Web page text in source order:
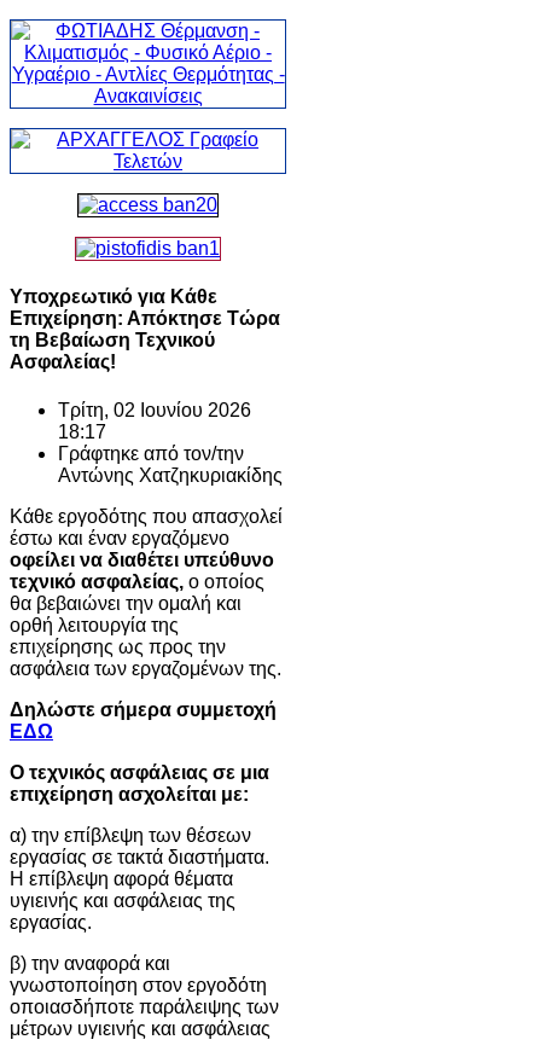
Υποχρεωτικό για Κάθε
Επιχείρηση: Απόκτησε Τώρα
τη Βεβαίωση Τεχνικού
Ασφαλείας!
Τρίτη, 02 Ιουνίου 2026
18:17
Γράφτηκε από τον/την
Αντώνης Χατζηκυριακίδης
Κάθε εργοδότης που απασχολεί
έστω και έναν εργαζόμενο
οφείλει να διαθέτει υπεύθυνο
τεχνικό ασφαλείας, ο οποίος
θα βεβαιώνει την ομαλή και
ορθή λειτουργία της
επιχείρησης ως προς την
ασφάλεια των εργαζομένων της.
Δηλώστε σήμερα συμμετοχή
ΕΔΩ
Ο τεχνικός ασφάλειας σε μια
επιχείρηση ασχολείται με:
α) την επίβλεψη των θέσεων
εργασίας σε τακτά διαστήματα.
Η επίβλεψη αφορά θέματα
υγιεινής και ασφάλειας της
εργασίας.
β) την αναφορά και
γνωστοποίηση στον εργοδότη
οποιασδήποτε παράλειψης των
μέτρων υγιεινής και ασφάλειας